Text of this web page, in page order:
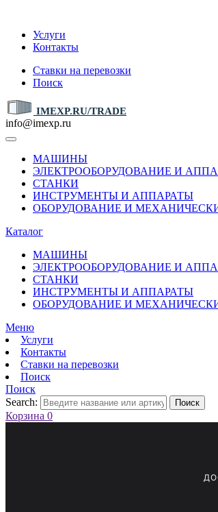
Услуги
Контакты
Ставки на перевозки
Поиск
IMEXP.RU/TRADE
info@imexp.ru
МАШИНЫ
ЭЛЕКТРООБОРУДОВАНИЕ И
СТАНКИ
ИНСТРУМЕНТЫ И АППАРАТЫ
ОБОРУДОВАНИЕ И
Каталог
МАШИНЫ
ЭЛЕКТРООБОРУДОВАНИЕ И
СТАНКИ
ИНСТРУМЕНТЫ И АППАРАТЫ
ОБОРУДОВАНИЕ И
Меню
Услуги
Контакты
Ставки на перевозки
Поиск
Поиск
Search:
Поиск
Корзина 0